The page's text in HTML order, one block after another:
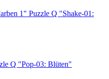
Puzzle Q "Shake-01:
Q "Pop-03: Blüten"